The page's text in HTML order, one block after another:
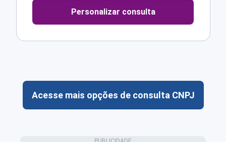
Personalizar consulta
Acesse mais opções de consulta CNPJ